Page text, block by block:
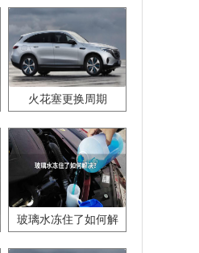
火花塞更换周期
玻璃水冻住了如何解